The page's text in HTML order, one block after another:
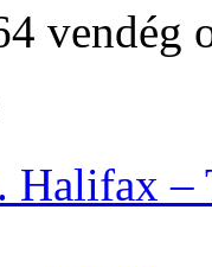
vendég
Halifax –